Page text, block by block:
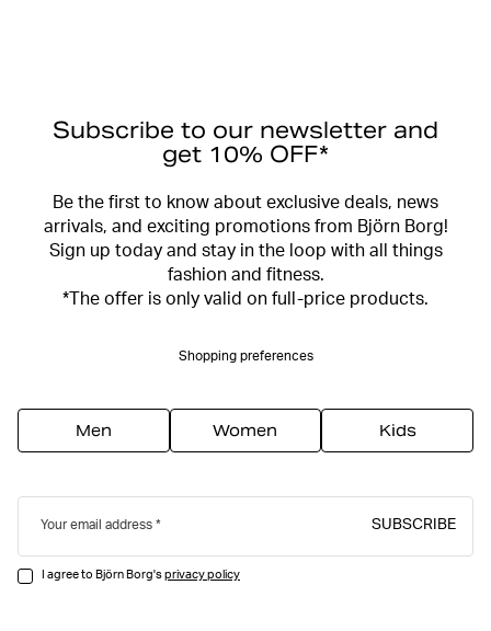
Subscribe to our newsletter and
get 10% OFF*
Be the first to know about exclusive deals, news
arrivals, and exciting promotions from Björn Borg!
Sign up today and stay in the loop with all things
fashion and fitness.
*The offer is only valid on full-price products.
Shopping preferences
Men Women Kids
Your email address SUBSCRIBE
I agree to Björn Borg'sprivacy policy